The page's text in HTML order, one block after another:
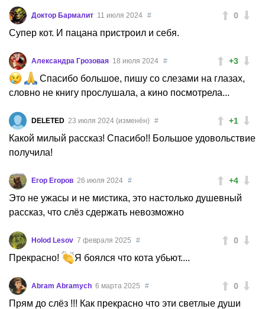
0
Доктор Бармалит 11 июля 2024 #
Супер кот. И пацана пристроил и себя.
+3
Александра Грозовая 18 июля 2024 #
Спасибо большое, пишу со слезами на глазах,
словно не книгу прослушала, а кино посмотрела...
+1
DELETED 23 июля 2024 (изменён) #
Какой милый рассказ! Спасибо!! Большое удовольствие
получила!
+4
Егор Егоров 26 июля 2024 #
Это не ужасы и не мистика, это настолько душевный
рассказ, что слёз сдержать невозможно
0
Holod Lesov 7 февраля 2025 #
Прекрасно! Я боялся что кота убьют....
0
Abram Abramych 6 марта 2025 #
Прям до слёз !!! Как прекрасно что эти светлые души